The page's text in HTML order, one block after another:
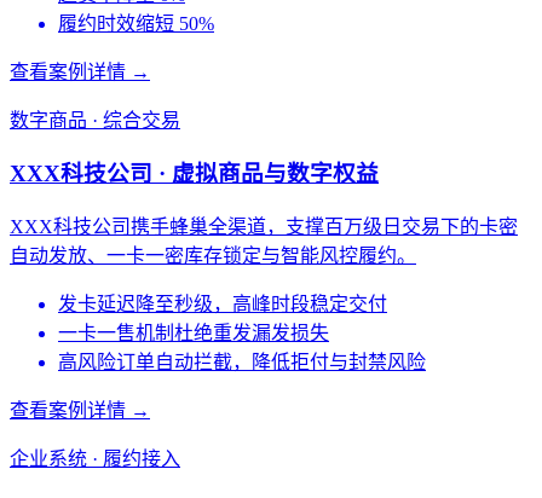
履约时效缩短 50%
查看案例详情 →
数字商品 · 综合交易
XXX科技公司 · 虚拟商品与数字权益
XXX科技公司携手蜂巢全渠道，支撑百万级日交易下的卡密
自动发放、一卡一密库存锁定与智能风控履约。
发卡延迟降至秒级，高峰时段稳定交付
一卡一售机制杜绝重发漏发损失
高风险订单自动拦截，降低拒付与封禁风险
查看案例详情 →
企业系统 · 履约接入